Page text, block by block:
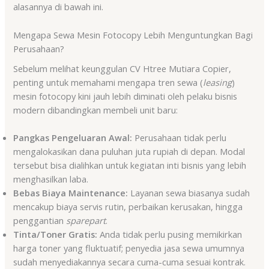
alasannya di bawah ini.
Mengapa Sewa Mesin Fotocopy Lebih Menguntungkan Bagi
Perusahaan?
Sebelum melihat keunggulan CV Htree Mutiara Copier,
penting untuk memahami mengapa tren sewa (leasing)
mesin fotocopy kini jauh lebih diminati oleh pelaku bisnis
modern dibandingkan membeli unit baru:
Pangkas Pengeluaran Awal: Perusahaan tidak perlu
mengalokasikan dana puluhan juta rupiah di depan. Modal
tersebut bisa dialihkan untuk kegiatan inti bisnis yang lebih
menghasilkan laba.
Bebas Biaya Maintenance: Layanan sewa biasanya sudah
mencakup biaya servis rutin, perbaikan kerusakan, hingga
penggantian sparepart.
Tinta/Toner Gratis: Anda tidak perlu pusing memikirkan
harga toner yang fluktuatif; penyedia jasa sewa umumnya
sudah menyediakannya secara cuma-cuma sesuai kontrak.